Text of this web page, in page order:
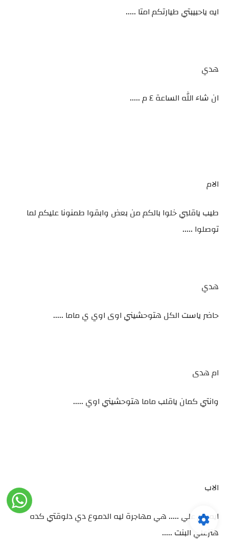
ايه ياحبيبتي طيارتكم امتا .....
هدي
ان شاء الله الساعة ٤ م .....
الام
طيب ياقلبي خلوا بالكم من بعض وابقوا طمنونا عليكم لما
توصلوا .....
هدي
حاضر ياست الكل هتوحشيني اوى اوي ي ماما .....
ام هدى
وانتي كمان ياقلب ماما هتوحشيني اوي .....
الاب
ايه يام علي ..... هي مهاجرة ليه الدموع دي دلوقتي كده
هتزعلي البنت .....